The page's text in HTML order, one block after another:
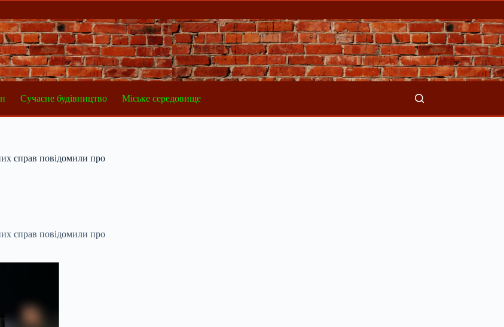
Сучасне будівництво Міське середовище
справ повідомили про
справ повідомили про